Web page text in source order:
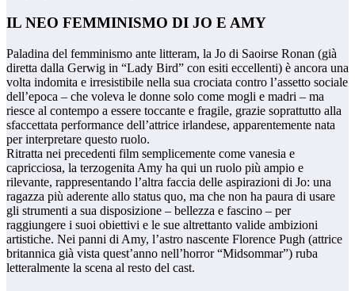
IL NEO FEMMINISMO DI JO E AMY
Paladina del femminismo ante litteram, la Jo di Saoirse Ronan (già
diretta dalla Gerwig in “Lady Bird” con esiti eccellenti) è ancora una
volta indomita e irresistibile nella sua crociata contro l’assetto sociale
dell’epoca – che voleva le donne solo come mogli e madri – ma
riesce al contempo a essere toccante e fragile, grazie soprattutto alla
sfaccettata performance dell’attrice irlandese, apparentemente nata
per interpretare questo ruolo.
Ritratta nei precedenti film semplicemente come vanesia e
capricciosa, la terzogenita Amy ha qui un ruolo più ampio e
rilevante, rappresentando l’altra faccia delle aspirazioni di Jo: una
ragazza più aderente allo status quo, ma che non ha paura di usare
gli strumenti a sua disposizione – bellezza e fascino – per
raggiungere i suoi obiettivi e le sue altrettanto valide ambizioni
artistiche. Nei panni di Amy, l’astro nascente Florence Pugh (attrice
britannica già vista quest’anno nell’horror “Midsommar”) ruba
letteralmente la scena al resto del cast.